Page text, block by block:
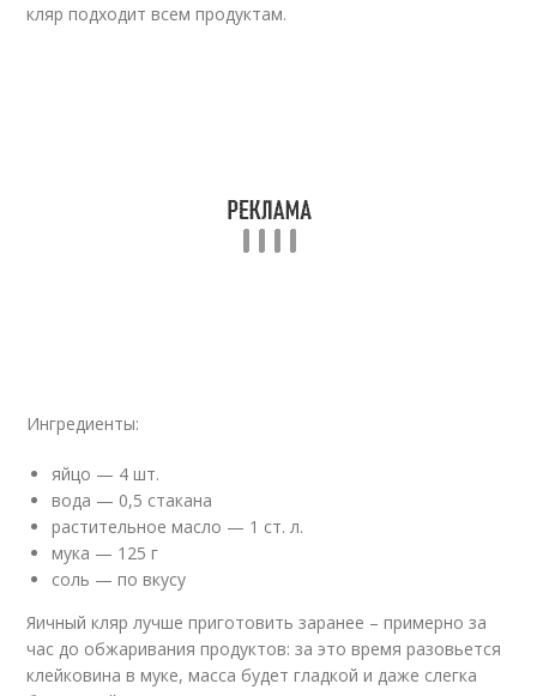
кляр подходит всем продуктам.
Ингредиенты:
яйцо — 4 шт.
вода — 0,5 стакана
растительное масло — 1 ст. л.
мука — 125 г
соль — по вкусу
Яичный кляр лучше приготовить заранее – примерно за
час до обжаривания продуктов: за это время разовьется
клейковина в муке, масса будет гладкой и даже слегка